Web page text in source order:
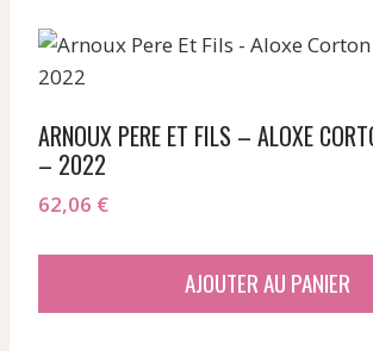
ARNOUX PERE ET FILS – ALOXE
– 2022
62,06 €
AJOUTER AU PANIER